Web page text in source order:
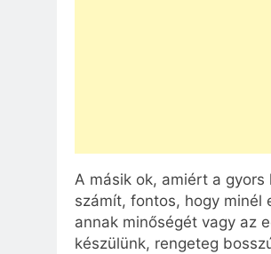
A másik ok, amiért a
számít, fontos, hogy minél
annak minőségét vagy az
készülünk, rengeteg